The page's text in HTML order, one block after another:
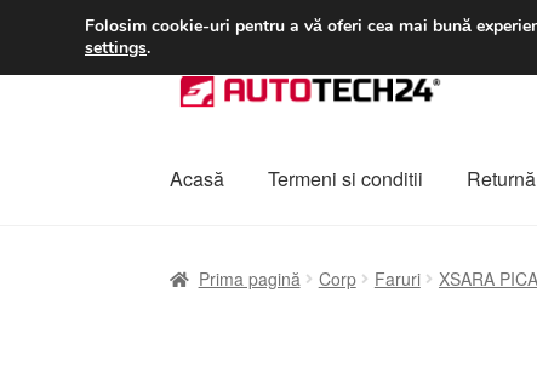
LIVRARE de la 33 lei
Sari
la
Sari
la
Acasă Termeni si conditii
Prima pagină Corp Faruri XSARA
Folosim cookie-uri pentru a vă oferi cea mai bună
settings.